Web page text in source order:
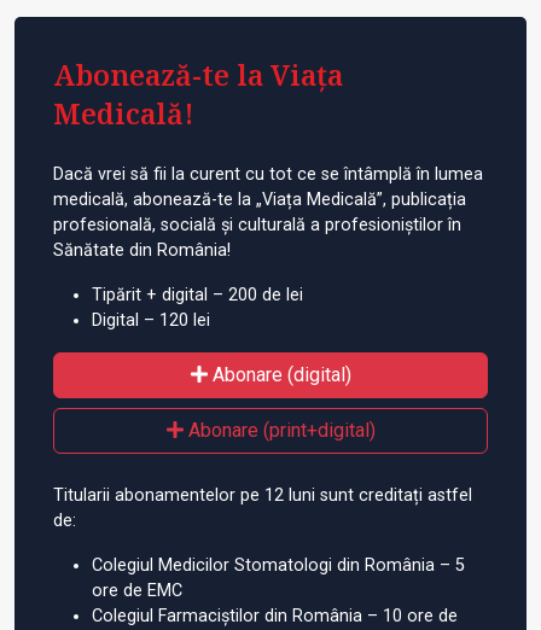
Abonează-te la Viața
Medicală!
Dacă vrei să fii la curent cu tot ce se întâmplă în lumea
medicală, abonează-te la „Viața Medicală”, publicația
profesională, socială și culturală a profesioniștilor în
Sănătate din România!
Tipărit + digital – 200 de lei
Digital – 120 lei
Abonare (digital)
Abonare (print+digital)
Titularii abonamentelor pe 12 luni sunt creditați astfel
de:
Colegiul Medicilor Stomatologi din România – 5
ore de EMC
Colegiul Farmaciștilor din România – 10 ore de